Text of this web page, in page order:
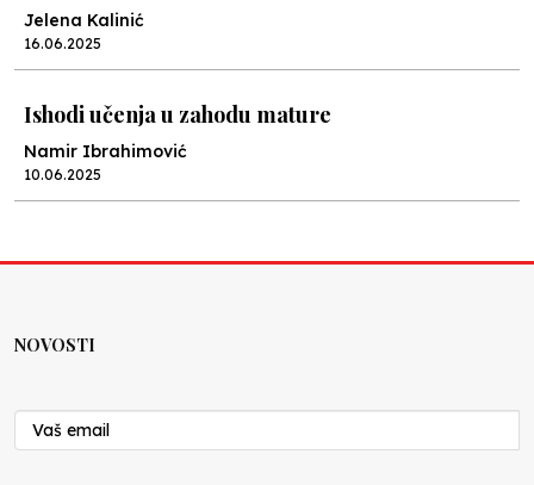
Jelena Kalinić
16.06.2025
Ishodi učenja u zahodu mature
Namir Ibrahimović
10.06.2025
Nenad Veličković
29.10.2024
NOVOSTI